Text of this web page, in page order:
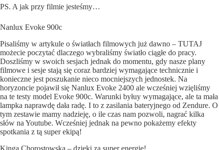
PS. A jak przy filmie jesteśmy…
Nanlux Evoke 900c
Pisaliśmy w artykule o światłach filmowych już dawno – TUTAJ
możecie poczytać dlaczego wybraliśmy światło ciągłe do pracy.
Doszliśmy w swoich sesjach jednak do momentu, gdy nasze plany
filmowe i sesje stają się coraz bardziej wymagające technicznie i
konieczne jest poszukanie nieco mocniejszych jednostek. Na
horyzoncie pojawił się Nanlux Evoke 2400 ale wcześniej wzięliśmy
na te testy model Evoke 900c. Warunki byłuy wymagające, ale ta mała
lampka naprawdę dała radę. I to z zasilania bateryjnego od Zendure. O
tym zestawie mamy nadzieję, o ile czas nam pozwoli, nagrać kilka
słów na Youtube. Wcześniej jednak na pewno pokażemy efekty
spotkania z tą super ekipą!